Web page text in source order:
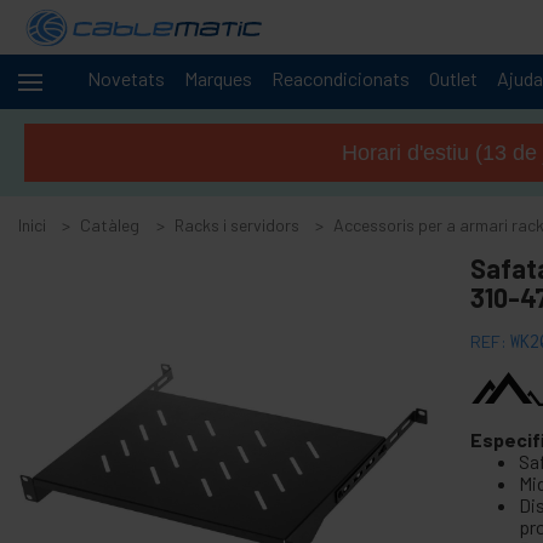
Novetats Marques Reacondicionats Outlet Ajuda
Cables +
servidors
-
Safates fixes rack 19
Calaixos rack 19
Carril DIN rack 19
Panys armaris rack 19
Electrònica de xarxa rack 19 "
Horari d'estiu (13
Inici Catàleg Racks i servidors Accessoris per a armari
310-
REF: